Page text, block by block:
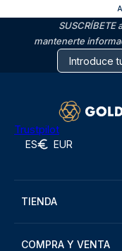
SUSCRÍBETE
mantenerte
Trustpilot
ES EUR
TIENDA
COMPRA Y VENTA